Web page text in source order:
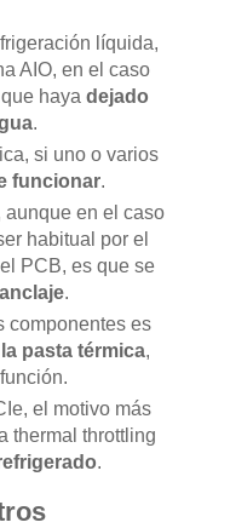
líquida,
AIO, en el caso
haya dejado
.
si uno o varios
funcionar.
aunque en el caso
habitual por el
PCB, es que se
.
componentes es
pasta térmica,
el motivo más
thermal throttling
.